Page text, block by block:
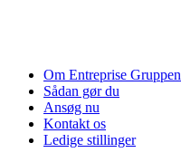
Om Entreprise Gruppen
Sådan gør du
Ansøg nu
Kontakt os
Ledige stillinger